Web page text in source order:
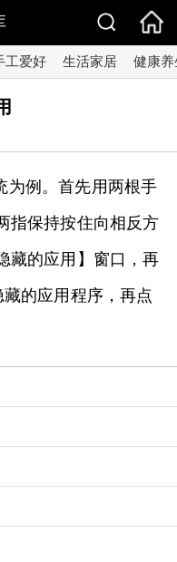
工爱好 生活家居 健康养
为例。首先用两根手
指保持按住向相反方
藏的应用】窗口，再
的应用程序，再点